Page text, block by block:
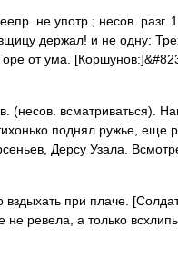
не употр.; несов. разг.
держал! и не одну:
от ума.
(несов. всматриваться).
поднял ружье, еще
Дерсу Узала.
при плаче.
ревела, а только